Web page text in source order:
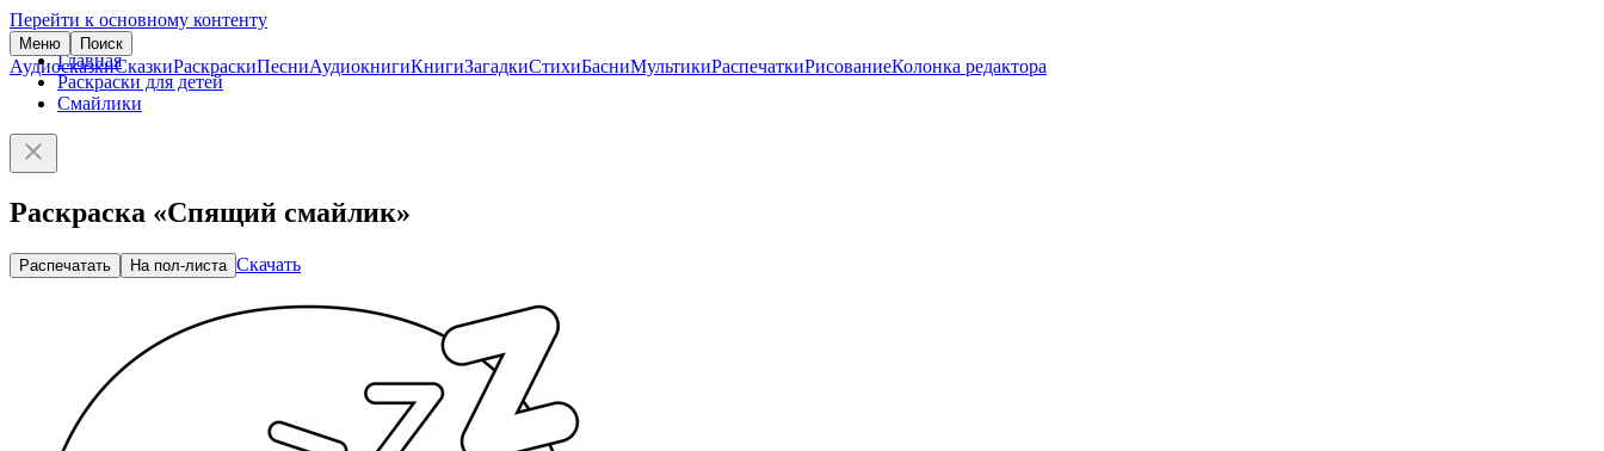
Перейти к основному контенту
Меню Поиск
АудиосказкиСказкиРаскраскиПесниАудиокнигиКнигиЗагадкиСтихиБасниМультикиРаспечаткиРисованиеКолонка редактора
Главная
Раскраски для детей
Смайлики
Раскраска «Спящий смайлик»
Распечатать На пол-листа Скачать